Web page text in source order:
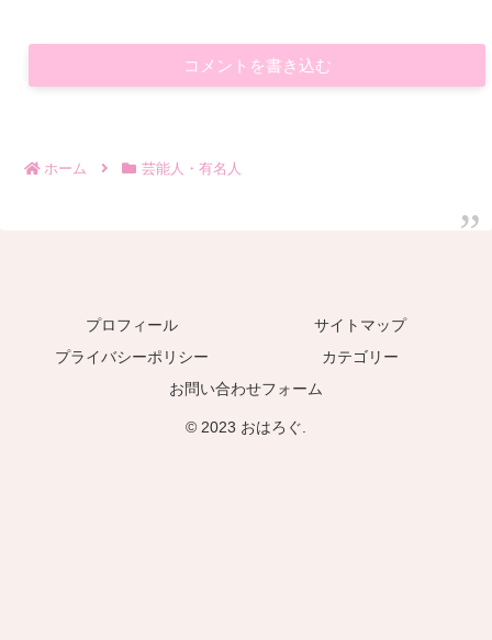
コメントを書き込む
ホーム 芸能人・有名人
プロフィール
サイトマップ
プライバシーポリシー
カテゴリー
お問い合わせフォーム
© 2023 おはろぐ.